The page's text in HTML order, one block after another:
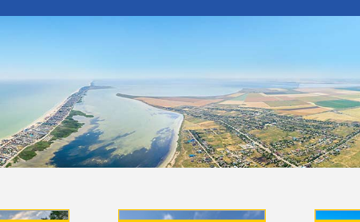
Развлечения в Бердянске
Проезд в Бердянск
ОТЕЛИ И БАЗЫ ОТДЫХА БЕРДЯНСКА
Бердянская коса
Новопетровка
Мелекино
Урзуф
Юрьевка
АЗОВСКОЕ МОРЕ
Цены 2026 по Азовскому